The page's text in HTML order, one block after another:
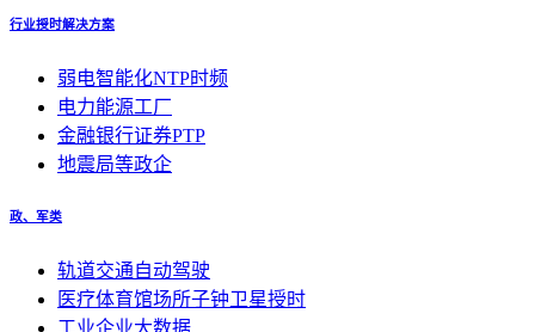
行业授时解决方案
弱电智能化NTP时频
电力能源工厂
金融银行证券PTP
地震局等政企
政、军类
轨道交通自动驾驶
医疗体育馆场所子钟卫星授时
工业企业大数据